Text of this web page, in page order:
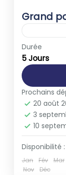
Grand
Europe
1-40
Durée
5 Jours
Prochains
20 août
3
10
Disponibilité :
Jan Fév Mar
Nov
Déc